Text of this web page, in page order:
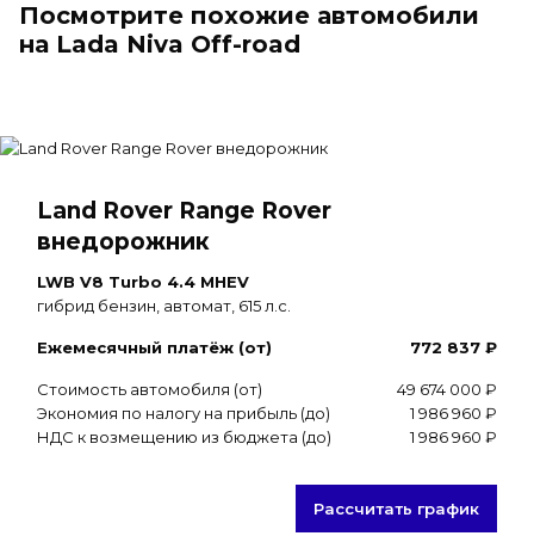
Посмотрите похожие автомобили
на Lada Niva Off-road
Land Rover Range Rover
внедорожник
LWB V8 Turbo 4.4 MHEV
гибрид бензин, автомат, 615 л.с.
Ежемесячный платёж (от) 772 837 ₽
Стоимость автомобиля (от)
49 674 000 ₽
Экономия по налогу на прибыль (до)
1 986 960 ₽
НДС к возмещению из бюджета (до)
1 986 960 ₽
Рассчитать график